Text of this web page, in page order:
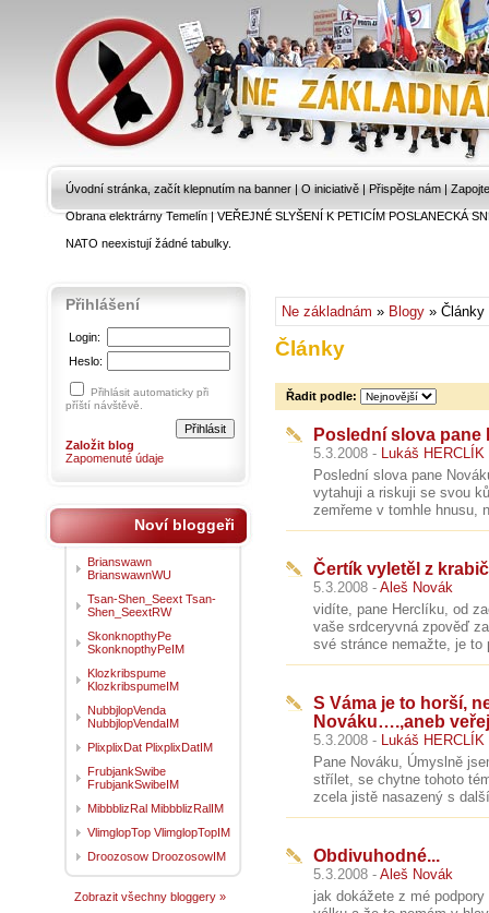
Úvodní stránka, začít klepnutím na banner | O iniciativě | Přispějte nám |
Obrana elektrárny Temelín|VEŘEJNÉ SLYŠENÍ K PETICÍM POSLANECKÁ
NATO neexistují žádné tabulky.
Ne základnám » Blogy » Články
Články
Řadit podle:
Poslední slova pane
5.3.2008 - Lukáš HERCLÍK
Poslední slova pane
vytahuji a riskuji se svou
zemřeme v tomhle hnusu,
Čertík vyletěl z
5.3.2008 - Aleš Novák
vidíte, pane Herclíku, od
vaše srdceryvná zpověď
své stránce nemažte, je
S Váma je to horší,
Nováku….,aneb
5.3.2008 - Lukáš HERCLÍK
Pane Nováku, Úmyslně
střílet, se chytne tohoto
zcela jistě nasazený s
Obdivuhodné...
5.3.2008 - Aleš Novák
jak dokážete z mé
Přihlášení
Login:
Heslo:
Přihlásit automaticky při
příští návštěvě.
Založit blog
Zapomenuté údaje
Noví bloggeři
Brianswawn
BrianswawnWU
Tsan-Shen_Seext Tsan-
Shen_SeextRW
SkonknopthyPe
SkonknopthyPeIM
Klozkribspume
KlozkribspumeIM
NubbjlopVenda
NubbjlopVendaIM
PlixplixDat PlixplixDatIM
FrubjankSwibe
FrubjankSwibeIM
MibbblizRal MibbblizRalIM
VlimglopTop VlimglopTopIM
Droozosow DroozosowIM
Zobrazit všechny bloggery »